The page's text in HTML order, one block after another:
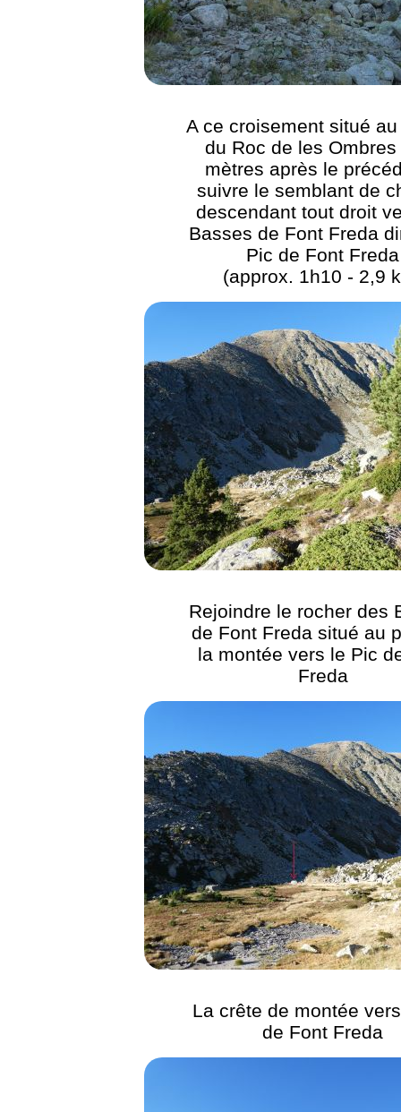
A ce croisement situé
du Roc de les Ombres
mètres après le
suivre le semblant de
descendant tout droit
Basses de Font Freda
Pic de Font Freda
(approx. 1h10 - 2,9
Rejoindre le rocher des
de Font Freda situé au
la montée vers le Pic
Freda
La crête de montée
de Font Freda